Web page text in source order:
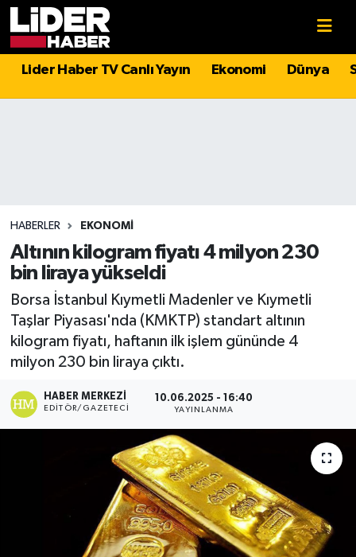
Lider Haber TV Canlı Yayın Ekonomi Dünya
HABERLER EKONOMI
Altının kilogram fiyatı 4 milyon 230
bin liraya yükseldi
Borsa İstanbul Kıymetli Madenler ve Kıymetli
Taşlar Piyasası'nda (KMKTP) standart altının
kilogram fiyatı, haftanın ilk işlem gününde 4
milyon 230 bin liraya çıktı.
HABER MERKEZI
EDITÖR/GAZETECI
10.06.2025 - 16:40
YAYINLANMA
Politika
Magazin
Spor
Sağlık
Teknoloji
Lider Haber TV Canlı Yayın izle
Hava Durumu
Süper Lig Puan Durumu ve Fikstür
Tüm Manşetler
Son Dakika Haberleri
Haber Arşivi